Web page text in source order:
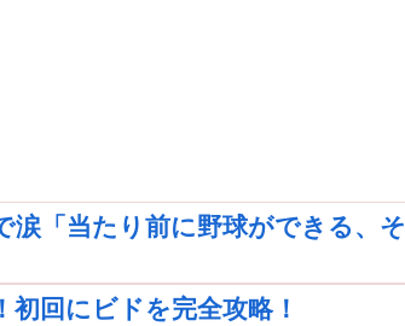
涙「当たり前に野球ができる、そ
初回にビドを完全攻略！